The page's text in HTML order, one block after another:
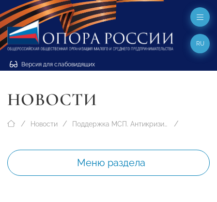
Версия для слабовидящих
RU
НОВОСТИ
Новости Поддержка МСП. Антикризисные меры
Меню раздела